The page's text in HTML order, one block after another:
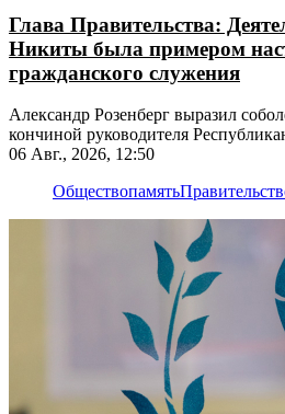
Глава Правительства:
Никиты была примером
гражданского служения
Александр Розенберг выразил
кончиной руководителя
06 Авг., 2026, 12:50
Обществопамять